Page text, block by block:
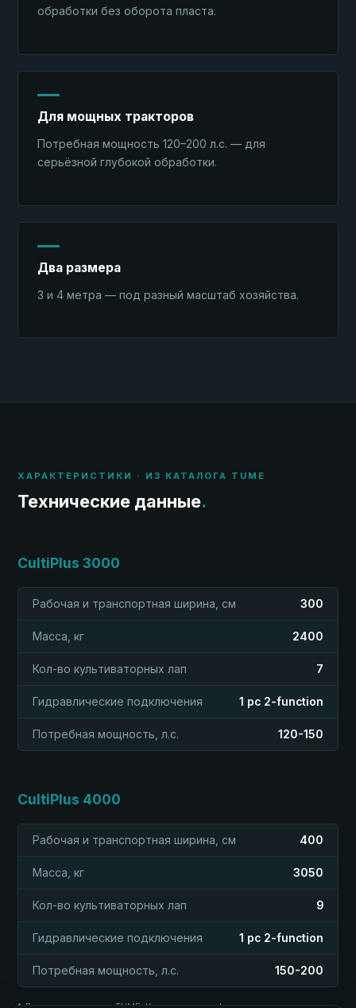
обработки без оборота пласта.
Для мощных тракторов
Потребная мощность 120–200 л.с. — для
серьёзной глубокой обработки.
Два размера
3 и 4 метра — под разный масштаб хозяйства.
ХАРАКТЕРИСТИКИ · ИЗ КАТАЛОГА TUME
Технические данные.
CultiPlus 3000
Рабочая и транспортная ширина, см 300
Масса, кг 2400
Кол-во культиваторных лап 7
Гидравлические подключения 1 pc 2-function
Потребная мощность, л.с. 120-150
CultiPlus 4000
Рабочая и транспортная ширина, см 400
Масса, кг 3050
Кол-во культиваторных лап 9
Гидравлические подключения 1 pc 2-function
Потребная мощность, л.с. 150-200